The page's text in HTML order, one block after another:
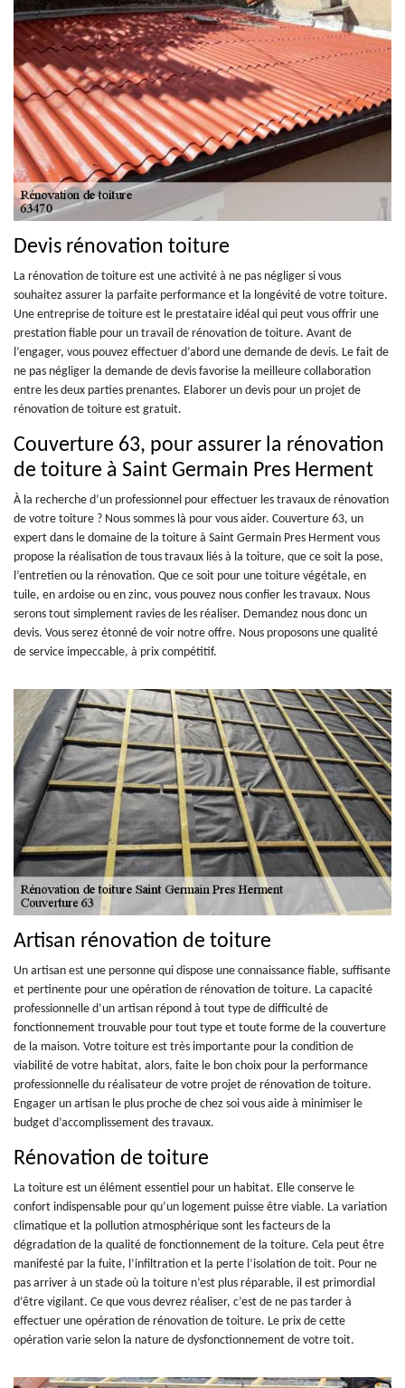
Devis rénovation toiture
La rénovation de toiture est une activité à ne pas négliger si vous
souhaitez assurer la parfaite performance et la longévité de votre toiture.
Une entreprise de toiture est le prestataire idéal qui peut vous offrir une
prestation fiable pour un travail de rénovation de toiture. Avant de
l’engager, vous pouvez effectuer d’abord une demande de devis. Le fait de
ne pas négliger la demande de devis favorise la meilleure collaboration
entre les deux parties prenantes. Elaborer un devis pour un projet de
rénovation de toiture est gratuit.
Couverture 63, pour assurer la rénovation
de toiture à Saint Germain Pres Herment
À la recherche d’un professionnel pour effectuer les travaux de rénovation
de votre toiture ? Nous sommes là pour vous aider. Couverture 63, un
expert dans le domaine de la toiture à Saint Germain Pres Herment vous
propose la réalisation de tous travaux liés à la toiture, que ce soit la pose,
l’entretien ou la rénovation. Que ce soit pour une toiture végétale, en
tuile, en ardoise ou en zinc, vous pouvez nous confier les travaux. Nous
serons tout simplement ravies de les réaliser. Demandez nous donc un
devis. Vous serez étonné de voir notre offre. Nous proposons une qualité
de service impeccable, à prix compétitif.
Artisan rénovation de toiture
Un artisan est une personne qui dispose une connaissance fiable, suffisante
et pertinente pour une opération de rénovation de toiture. La capacité
professionnelle d’un artisan répond à tout type de difficulté de
fonctionnement trouvable pour tout type et toute forme de la couverture
de la maison. Votre toiture est très importante pour la condition de
viabilité de votre habitat, alors, faite le bon choix pour la performance
professionnelle du réalisateur de votre projet de rénovation de toiture.
Engager un artisan le plus proche de chez soi vous aide à minimiser le
budget d’accomplissement des travaux.
Rénovation de toiture
La toiture est un élément essentiel pour un habitat. Elle conserve le
confort indispensable pour qu’un logement puisse être viable. La variation
climatique et la pollution atmosphérique sont les facteurs de la
dégradation de la qualité de fonctionnement de la toiture. Cela peut être
manifesté par la fuite, l’infiltration et la perte l’isolation de toit. Pour ne
pas arriver à un stade où la toiture n’est plus réparable, il est primordial
d’être vigilant. Ce que vous devrez réaliser, c’est de ne pas tarder à
effectuer une opération de rénovation de toiture. Le prix de cette
opération varie selon la nature de dysfonctionnement de votre toit.